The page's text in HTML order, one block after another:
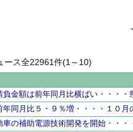
ース全22961件(1～10)
負金額は前年同月比横ばい・・・・
年同月比５・９％増・・・・１０月
車の補助電源技術開発を開始・・・